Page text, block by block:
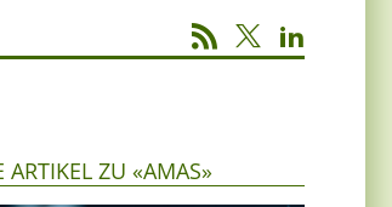
ARTIKEL ZU «AMAS»